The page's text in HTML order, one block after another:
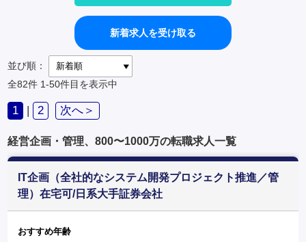
新着求人を受け取る
並び順：
全82件 1-50件目を表示中
1 | 2 次へ＞
経営企画・管理、800〜1000万の転職求人一覧
IT企画（全社的なシステム開発プロジェクト推進／管
理）在宅可/日系大手証券会社
おすすめ年齢